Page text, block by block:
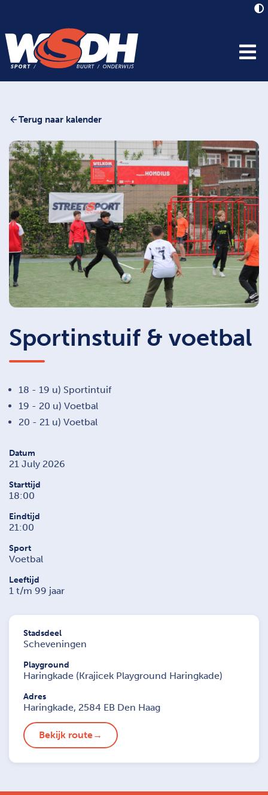
Terug naar kalender
Sportinstuif & voetbal
18 - 19 u) Sportintuif
19 - 20 u) Voetbal
20 - 21 u) Voetbal
Datum
21 July 2026
Starttijd
18:00
Eindtijd
21:00
Sport
Voetbal
Leeftijd
1 t/m 99 jaar
Stadsdeel
Scheveningen
Playground
Haringkade (Krajicek Playground Haringkade)
Adres
Haringkade, 2584 EB Den Haag
Bekijk route